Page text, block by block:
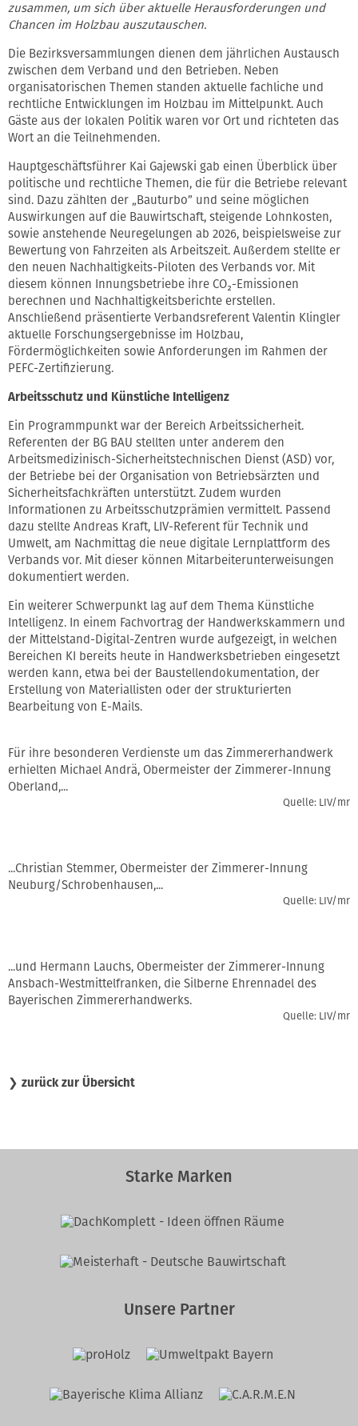
zusammen, um sich über aktuelle Herausforderungen und
Chancen im Holzbau auszutauschen.
Die Bezirksversammlungen dienen dem jährlichen Austausch
zwischen dem Verband und den Betrieben. Neben
organisatorischen Themen standen aktuelle fachliche und
rechtliche Entwicklungen im Holzbau im Mittelpunkt. Auch
Gäste aus der lokalen Politik waren vor Ort und richteten das
Wort an die Teilnehmenden.
Hauptgeschäftsführer Kai Gajewski gab einen Überblick über
politische und rechtliche Themen, die für die Betriebe relevant
sind. Dazu zählten der „Bauturbo” und seine möglichen
Auswirkungen auf die Bauwirtschaft, steigende Lohnkosten,
sowie anstehende Neuregelungen ab 2026, beispielsweise zur
Bewertung von Fahrzeiten als Arbeitszeit. Außerdem stellte er
den neuen Nachhaltigkeits-Piloten des Verbands vor. Mit
diesem können Innungsbetriebe ihre CO₂-Emissionen
berechnen und Nachhaltigkeitsberichte erstellen.
Anschließend präsentierte Verbandsreferent Valentin Klingler
aktuelle Forschungsergebnisse im Holzbau,
Fördermöglichkeiten sowie Anforderungen im Rahmen der
PEFC-Zertifizierung.
Arbeitsschutz und Künstliche Intelligenz
Ein Programmpunkt war der Bereich Arbeitssicherheit.
Referenten der BG BAU stellten unter anderem den
Arbeitsmedizinisch-Sicherheitstechnischen Dienst (ASD) vor,
der Betriebe bei der Organisation von Betriebsärzten und
Sicherheitsfachkräften unterstützt. Zudem wurden
Informationen zu Arbeitsschutzprämien vermittelt. Passend
dazu stellte Andreas Kraft, LIV-Referent für Technik und
Umwelt, am Nachmittag die neue digitale Lernplattform des
Verbands vor. Mit dieser können Mitarbeiterunterweisungen
dokumentiert werden.
Ein weiterer Schwerpunkt lag auf dem Thema Künstliche
Intelligenz. In einem Fachvortrag der Handwerkskammern und
der Mittelstand-Digital-Zentren wurde aufgezeigt, in welchen
Bereichen KI bereits heute in Handwerksbetrieben eingesetzt
werden kann, etwa bei der Baustellendokumentation, der
Erstellung von Materiallisten oder der strukturierten
Bearbeitung von E-Mails.
Für ihre besonderen Verdienste um das Zimmererhandwerk
erhielten Michael Andrä, Obermeister der Zimmerer-Innung
Oberland,...
Quelle: LIV/mr
...Christian Stemmer, Obermeister der Zimmerer-Innung
Neuburg/Schrobenhausen,...
Quelle: LIV/mr
...und Hermann Lauchs, Obermeister der Zimmerer-Innung
Ansbach-Westmittelfranken, die Silberne Ehrennadel des
Bayerischen Zimmererhandwerks.
Quelle: LIV/mr
❯ zurück zur Übersicht
Starke Marken
Unsere Partner